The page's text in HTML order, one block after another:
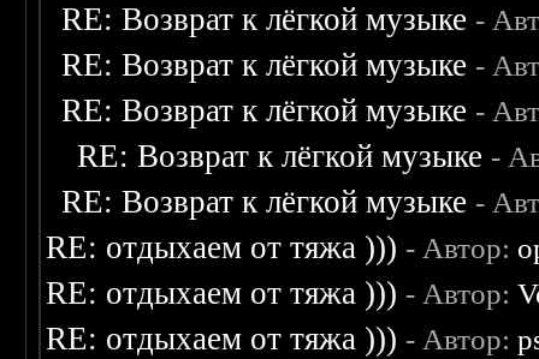
RE: Возврат к лёгкой музыке -
RE: Возврат к лёгкой музыке -
RE: Возврат к лёгкой музыке -
RE: Возврат к лёгкой музыке -
RE: Возврат к лёгкой музыке -
RE: отдыхаем от тяжа ))) - Автор:
RE: отдыхаем от тяжа ))) - Автор:
RE: отдыхаем от тяжа ))) - Автор: